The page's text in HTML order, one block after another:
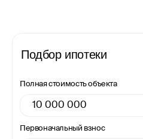
Подбор ипотеки
Полная стоимость объекта
Первоначальный взнос